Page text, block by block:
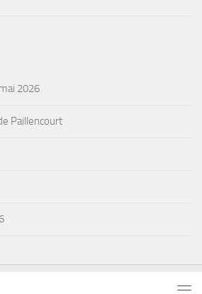
2026
Paillencourt